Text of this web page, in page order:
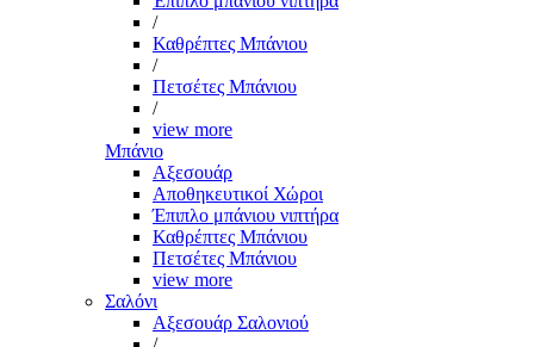
/
Καθρέπτες Μπάνιου
/
Πετσέτες Μπάνιου
/
view more
Μπάνιο
Αξεσουάρ
Αποθηκευτικοί Χώροι
Έπιπλο μπάνιου νιπτήρα
Καθρέπτες Μπάνιου
Πετσέτες Μπάνιου
view more
Σαλόνι
Αξεσουάρ Σαλονιού